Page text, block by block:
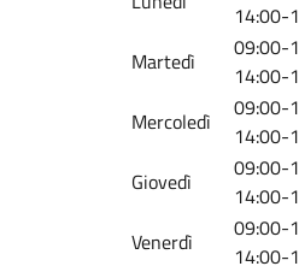
14:00-
Martedì
09:00-
14:00-
Mercoledì
09:00-
14:00-
Giovedì
09:00-
14:00-
Venerdì
09:00-
14:00-